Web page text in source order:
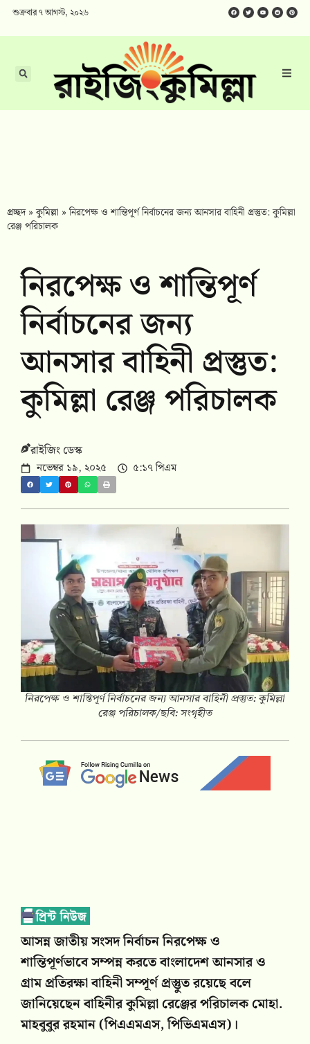
শুক্রবার ৭ আগস্ট, ২০২৬
প্রচ্ছদ»কুমিল্লা »নিরপেক্ষ ও শান্তিপূর্ণ নির্বাচনের জন্য আনসার বাহিনী প্রস্তুত: কুমিল্লা
রেঞ্জ পরিচালক
নিরপেক্ষ ও শান্তিপূর্ণ
নির্বাচনের জন্য
আনসার বাহিনী প্রস্তুত:
কুমিল্লা রেঞ্জ পরিচালক
রাইজিং ডেস্ক
নভেম্বর ১৯, ২০২৫ ৫:১৭ পিএম
নিরপেক্ষ ও শান্তিপূর্ণ নির্বাচনের জন্য আনসার বাহিনী প্রস্তুত: কুমিল্লা
রেঞ্জ পরিচালক/ছবি: সংগৃহীত
আসন্ন জাতীয় সংসদ নির্বাচন নিরপেক্ষ ও
শান্তিপূর্ণভাবে সম্পন্ন করতে বাংলাদেশ আনসার ও
গ্রাম প্রতিরক্ষা বাহিনী সম্পূর্ণ প্রস্তুুত রয়েছে বলে
জানিয়েছেন বাহিনীর কুমিল্লা রেঞ্জের পরিচালক মোহা.
মাহবুবুর রহমান (পিএএমএস, পিভিএমএস)।